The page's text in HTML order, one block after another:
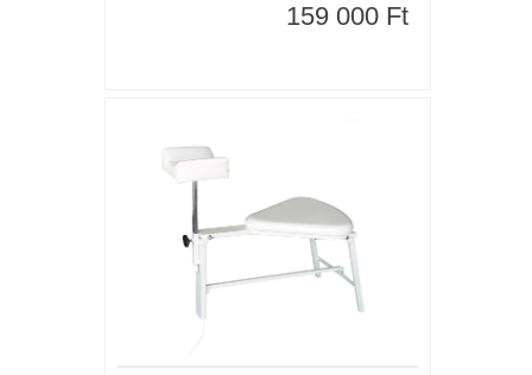
159 000 Ft